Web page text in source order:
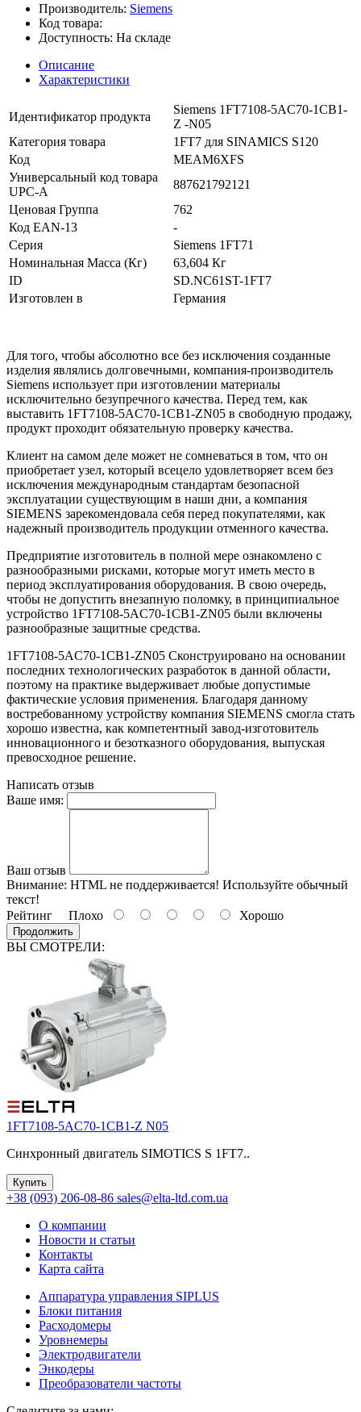
Производитель: Siemens
Код товара:
Доступность: На складе
Описание
Характеристики
Идентификатор продукта
Siemens 1FT7108-5AC70-1CB1-
Z -N05
Категория товара
1FT7 для SINAMICS S120
Код
MEAM6XFS
Универсальный код товара
UPC-A
887621792121
Ценовая Группа
762
Код EAN-13
-
Серия
Siemens 1FT71
Номинальная Масса (Кг)
63,604 Кг
ID
SD.NC61ST-1FT7
Изготовлен в
Германия
Для того, чтобы абсолютно все без исключения созданные
изделия являлись долговечными, компания-производитель
Siemens использует при изготовлении материалы
исключительно безупречного качества. Перед тем, как
выставить 1FT7108-5AC70-1CB1-ZN05 в свободную продажу,
продукт проходит обязательную проверку качества.
Клиент на самом деле может не сомневаться в том, что он
приобретает узел, который всецело удовлетворяет всем без
исключения международным стандартам безопасной
эксплуатации существующим в наши дни, а компания
SIEMENS зарекомендовала себя перед покупателями, как
надежный производитель продукции отменного качества.
Предприятие изготовитель в полной мере ознакомлено с
разнообразными рисками, которые могут иметь место в
период эксплуатирования оборудования. В свою очередь,
чтобы не допустить внезапную поломку, в принципиальное
устройство 1FT7108-5AC70-1CB1-ZN05 были включены
разнообразные защитные средства.
1FT7108-5AC70-1CB1-ZN05 Сконструировано на основании
последних технологических разработок в данной области,
поэтому на практике выдерживает любые допустимые
фактические условия применения. Благодаря данному
востребованному устройству компания SIEMENS смогла стать
хорошо известна, как компетентный завод-изготовитель
инновационного и безотказного оборудования, выпуская
превосходное решение.
Написать отзыв
Ваше имя:
Ваш отзыв
Внимание: HTML не поддерживается! Используйте обычный
текст!
Рейтинг Плохо Хорошо
Продолжить
ВЫ СМОТРЕЛИ:
1FT7108-5AC70-1CB1-Z N05
Синхронный двигатель SIMOTICS S 1FT7..
Купить
+38 (093) 206-08-86 sales@elta-ltd.com.ua
О компании
Новости и статьи
Контакты
Карта сайта
Аппаратура управления SIPLUS
Блоки питания
Расходомеры
Уровнемеры
Электродвигатели
Энкодеры
Преобразователи частоты